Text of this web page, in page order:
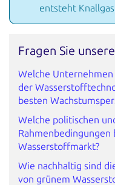
entsteht
Fragen Sie
Welche
der
besten
Welche politischen
Rahmenbedingungen
Wasserstoffmarkt?
Wie nachhaltig sind
von grünem